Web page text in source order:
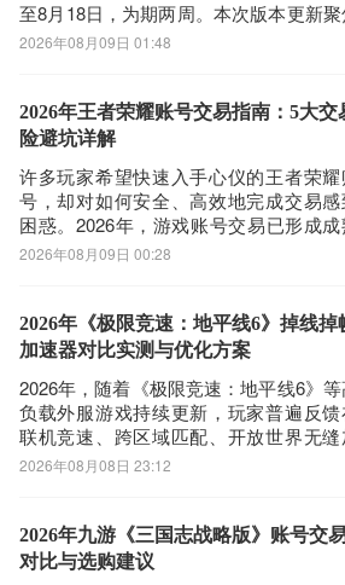
第四步：
可以看到文件就已经开始下载了，我们等
步：
回到手机桌面就可以看到已经安装好的最新
击防监听大师APP图标进入欢迎页就可以开
至8月18日，为期两周。本次版本更新聚
角色养成与福利回馈，多项玩法同步
取平台专属新手礼包及限时登录奖励。
公开平台数据统计，九游在手游福利发
2026年08月09日 01:48
2026年王者荣耀账号交易指南：5大
险避坑详解
许多玩家希望快速入手心仪的王者荣耀
号，却对如何安全、高效地完成交易感
困惑。2026年，游戏账号交易已形成
生态，主流平台在安全性、覆盖广度、
提升体验。下文将基于四项核心维度
安全有保障、游戏覆盖全、服务响应快
2026年08月09日 00:28
2026年《极限竞速：地平线6》掉线
加速器对比实测与优化方案
2026年，随着《极限竞速：地平线6》等
负载外服游戏持续更新，玩家普遍反馈
联机竞速、跨区域匹配、开放世界无缝
载等场景中遭遇**跳延迟（瞬时延迟跃升
时）及帧同步异常导致的输入延迟感知
强**等问题。尤其在千兆
2026年08月08日 23:12
2026年九游《三国志战略版》账号交
对比与选购建议